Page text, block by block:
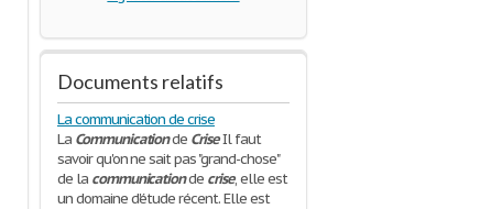
Documents relatifs
La communication de crise
La Communicationde CriseIl faut
savoir qu'on ne sait pas "grand-chose"
de la communicationde crise, elle est
un domaine d'étude récent. Elle est